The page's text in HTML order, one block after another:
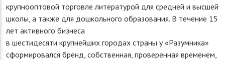
крупнооптовой торговле литературой для средней и высшей
школы, а также для дошкольного образования. В течение 15
лет активного бизнеса
в шестидесяти крупнейших городах страны у «Разумника»
сформировался бренд, собственная, проверенная временем,